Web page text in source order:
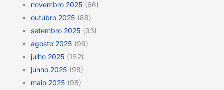
novembro 2025 (66)
outubro 2025 (88)
setembro 2025 (93)
agosto 2025 (99)
julho 2025 (152)
junho 2025 (98)
maio 2025 (98)